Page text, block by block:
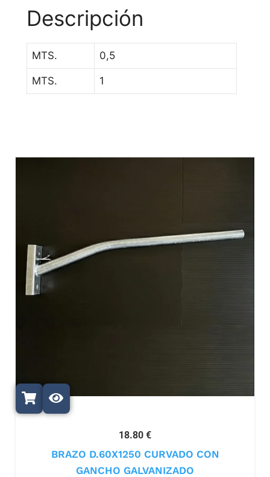
Descripción
MTS. 0,5
MTS. 1
18.80 €
BRAZO D.60X1250 CURVADO CON
GANCHO GALVANIZADO